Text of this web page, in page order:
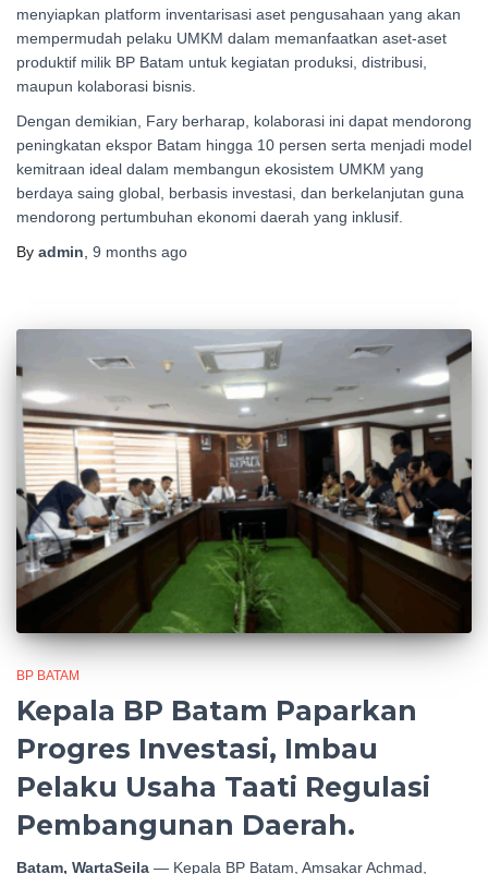
menyiapkan platform inventarisasi aset pengusahaan yang akan
mempermudah pelaku UMKM dalam memanfaatkan aset-aset
produktif milik BP Batam untuk kegiatan produksi, distribusi,
maupun kolaborasi bisnis.
Dengan demikian, Fary berharap, kolaborasi ini dapat mendorong
peningkatan ekspor Batam hingga 10 persen serta menjadi model
kemitraan ideal dalam membangun ekosistem UMKM yang
berdaya saing global, berbasis investasi, dan berkelanjutan guna
mendorong pertumbuhan ekonomi daerah yang inklusif.
By admin, 9 months ago
BP BATAM
Kepala BP Batam Paparkan
Progres Investasi, Imbau
Pelaku Usaha Taati Regulasi
Pembangunan Daerah.
Batam, WartaSeila — Kepala BP Batam, Amsakar Achmad,